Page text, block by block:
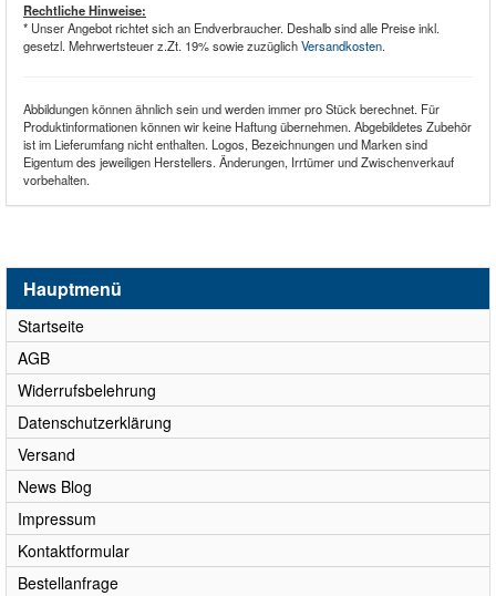
Rechtliche Hinweise:
* Unser Angebot richtet sich an Endverbraucher. Deshalb sind alle Preise inkl.
gesetzl. Mehrwertsteuer z.Zt. 19% sowie zuzüglichVersandkosten.
Abbildungen können ähnlich sein und werden immer pro Stück berechnet. Für
Produktinformationen können wir keine Haftung übernehmen. Abgebildetes Zubehör
ist im Lieferumfang nicht enthalten. Logos, Bezeichnungen und Marken sind
Eigentum des jeweiligen Herstellers. Änderungen, Irrtümer und Zwischenverkauf
vorbehalten.
Hauptmenü
Startseite
AGB
Widerrufsbelehrung
Datenschutzerklärung
Versand
News Blog
Impressum
Kontaktformular
Bestellanfrage